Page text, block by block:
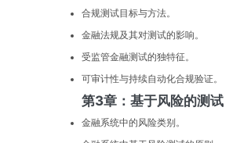
合规测试目标与方法。
金融法规及其对测试的影响。
受监管金融测试的独特征。
可审计性与持续自动化合规验证。
第3章：基于风险的测试
金融系统中的风险类别。